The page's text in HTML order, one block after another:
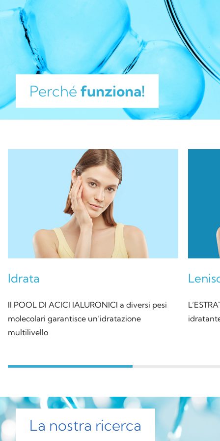
ACID, SODIUM HYDROXIDE.
Perché funziona!
Idrata
Il POOL DI ACICI IALURONICI a diversi pesi
molecolari garantisce un’idratazione
multilivello
La nostra ricerca